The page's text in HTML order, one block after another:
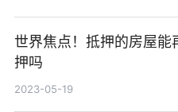
世界焦点！抵押的房屋能
押吗
2023-05-19